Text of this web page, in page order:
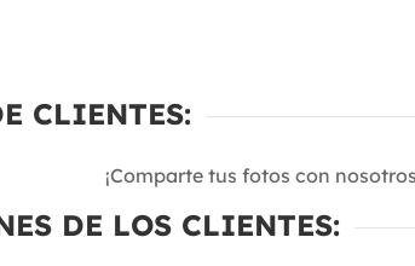
CLIENTES:
¡Comparte tus fotos con
DE LOS CLIENTES: